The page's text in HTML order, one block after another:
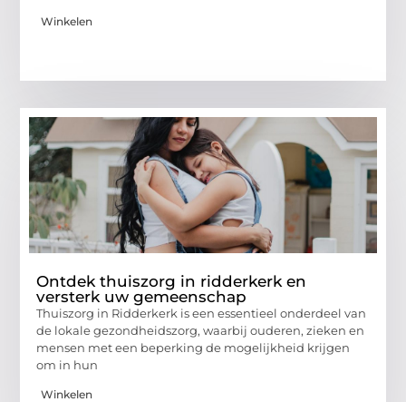
Winkelen
Ontdek thuiszorg in ridderkerk en
versterk uw gemeenschap
Thuiszorg in Ridderkerk is een essentieel onderdeel van
de lokale gezondheidszorg, waarbij ouderen, zieken en
mensen met een beperking de mogelijkheid krijgen
om in hun
Winkelen